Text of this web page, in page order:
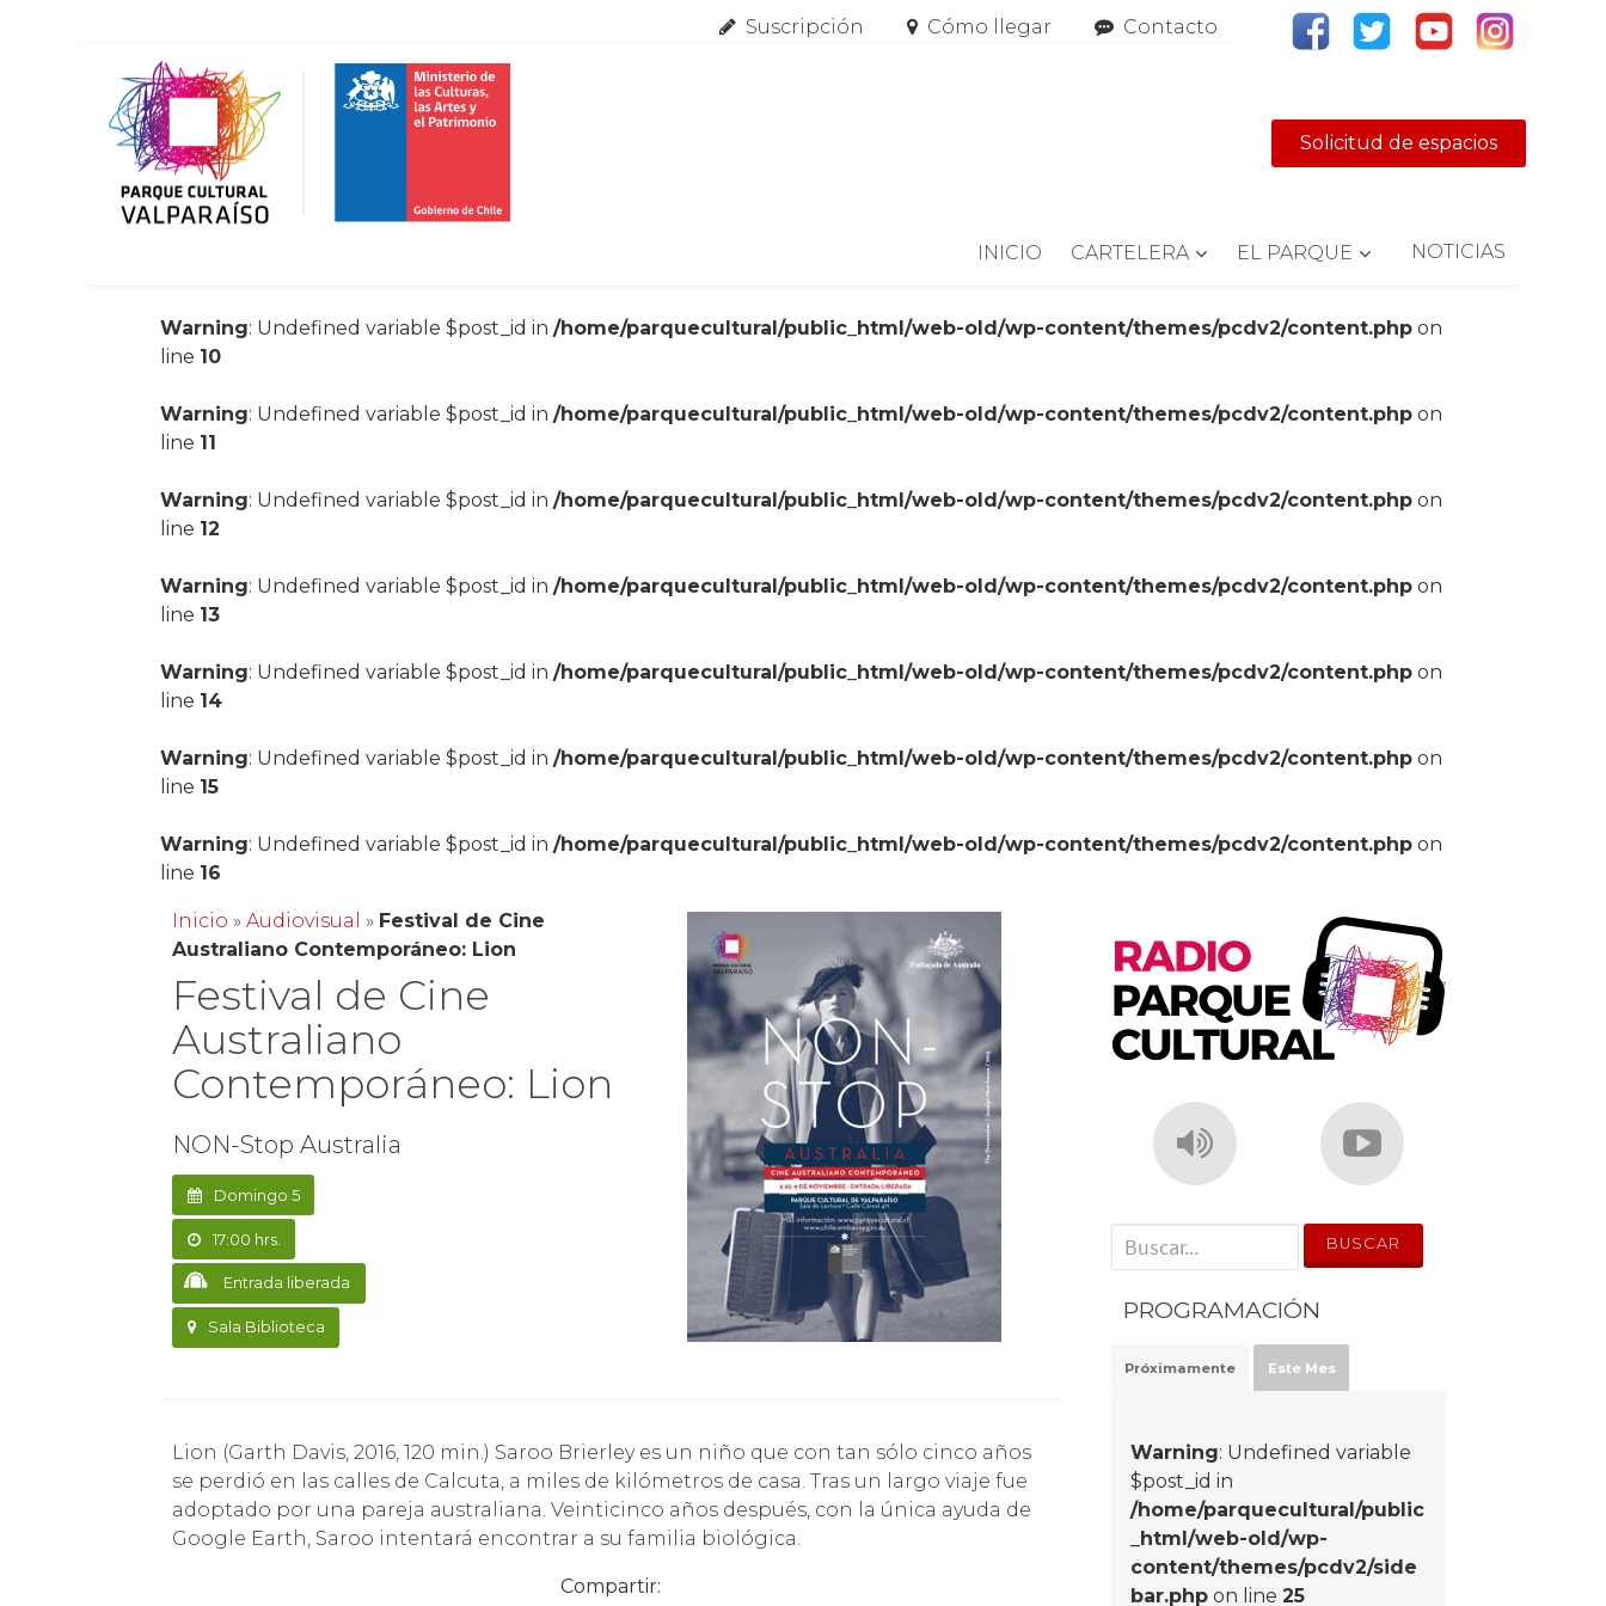
Suscripción Cómo llegar Contacto
Solicitud de espacios
INICIO CARTELERA EL PARQUE NOTICIAS
Warning: Undefined variable $post_id in/home/parquecultural/public_html/web-old/wp-content/themes/pcdv2/content.php on
line 10
Warning: Undefined variable $post_id in/home/parquecultural/public_html/web-old/wp-content/themes/pcdv2/content.php on
line 11
Warning: Undefined variable $post_id in/home/parquecultural/public_html/web-old/wp-content/themes/pcdv2/content.php on
line 12
Warning: Undefined variable $post_id in/home/parquecultural/public_html/web-old/wp-content/themes/pcdv2/content.php on
line 13
Warning: Undefined variable $post_id in/home/parquecultural/public_html/web-old/wp-content/themes/pcdv2/content.php on
line 14
Warning: Undefined variable $post_id in/home/parquecultural/public_html/web-old/wp-content/themes/pcdv2/content.php on
line 15
Warning: Undefined variable $post_id in/home/parquecultural/public_html/web-old/wp-content/themes/pcdv2/content.php on
line 16
Inicio »Audiovisual » Festival de Cine
Australiano Contemporáneo: Lion
Festival de Cine
Australiano
Contemporáneo: Lion
NON-Stop Australia
Domingo 5
17:00 hrs.
Entrada liberada
Sala Biblioteca
Lion (Garth Davis, 2016, 120 min.) Saroo Brierley es un niño que con tan sólo cinco años
se perdió en las calles de Calcuta, a miles de kilómetros de casa. Tras un largo viaje fue
adoptado por una pareja australiana. Veinticinco años después, con la única ayuda de
Google Earth, Saroo intentará encontrar a su familia biológica.
Compartir:
' . __('Search for:') . '
PROGRAMACIÓN
Próximamente Este Mes
Warning: Undefined variable
$post_id in
/home/parquecultural/public
_html/web-old/wp-
content/themes/pcdv2/side
bar.php on line25